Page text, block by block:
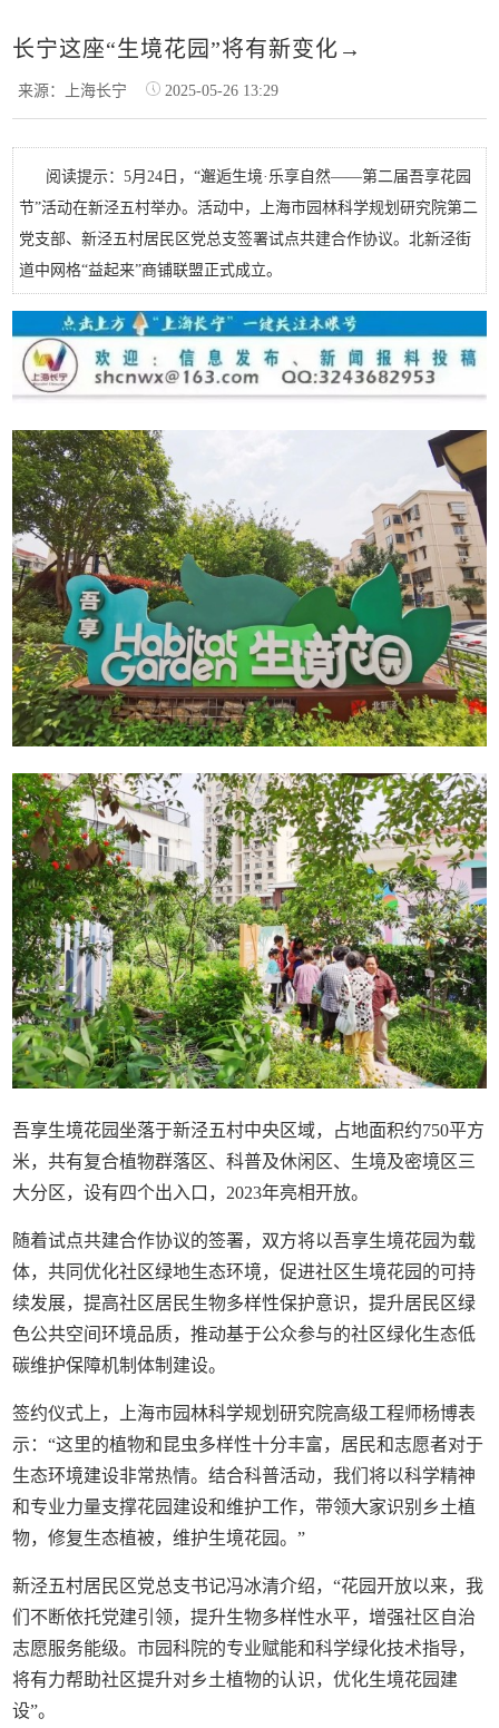
长宁这座“生境花园”将有新变化→
来源：上海长宁 2025-05-26 13:29
阅读提示：5月24日，“邂逅生境·乐享自然——第二届吾享花园
节”活动在新泾五村举办。活动中，上海市园林科学规划研究院第二
党支部、新泾五村居民区党总支签署试点共建合作协议。北新泾街
道中网格“益起来”商铺联盟正式成立。
吾享生境花园坐落于新泾五村中央区域，占地面积约750平方
米，共有复合植物群落区、科普及休闲区、生境及密境区三
大分区，设有四个出入口，2023年亮相开放。
随着试点共建合作协议的签署，双方将以吾享生境花园为载
体，共同优化社区绿地生态环境，促进社区生境花园的可持
续发展，提高社区居民生物多样性保护意识，提升居民区绿
色公共空间环境品质，推动基于公众参与的社区绿化生态低
碳维护保障机制体制建设。
签约仪式上，上海市园林科学规划研究院高级工程师杨博表
示：“这里的植物和昆虫多样性十分丰富，居民和志愿者对于
生态环境建设非常热情。结合科普活动，我们将以科学精神
和专业力量支撑花园建设和维护工作，带领大家识别乡土植
物，修复生态植被，维护生境花园。”
新泾五村居民区党总支书记冯冰清介绍，“花园开放以来，我
们不断依托党建引领，提升生物多样性水平，增强社区自治
志愿服务能级。市园科院的专业赋能和科学绿化技术指导，
将有力帮助社区提升对乡土植物的认识，优化生境花园建
设”。